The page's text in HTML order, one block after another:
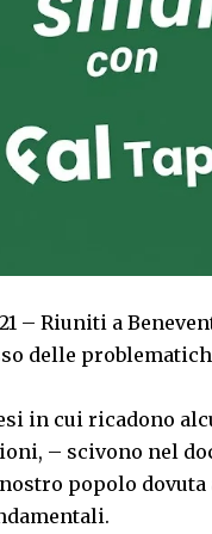
– Riuniti a
delle
in cui ricadono
– scivono nel
popolo